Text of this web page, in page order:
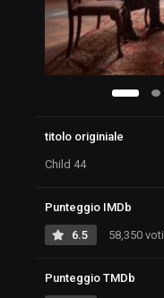
titolo originiale
Child 44
Punteggio IMDb
6.5 58,350 voti
Punteggio TMDb